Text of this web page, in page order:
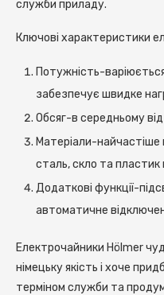
служби приладу.
Ключові характеристики
Потужність-
забезпечує швидке
Обсяг-в середньому від
Матеріали-
сталь, скло та пластик
Додаткові функції-
автоматичне
Електрочайники Hölmer
німецьку якість і хоче
терміном служби та